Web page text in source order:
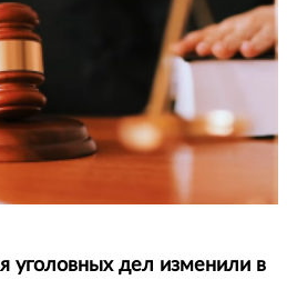
уголовных дел изменили в